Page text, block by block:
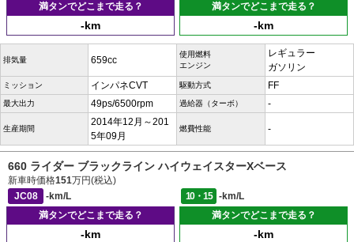
満タンでどこまで走る？
-km
満タンでどこまで走る？
-km
排気量 659cc
使用燃料
エンジン
レギュラー
ガソリン
ミッション インパネCVT 駆動方式 FF
最大出力 49ps/6500rpm 過給器（ターボ） -
生産期間
2014年12月～201
5年09月
燃費性能 -
660 ライダー ブラックライン ハイウェイスターXベース
新車時価格151万円(税込)
JC08
-km/L 10・15
-km/L
満タンでどこまで走る？
-km
満タンでどこまで走る？
-km